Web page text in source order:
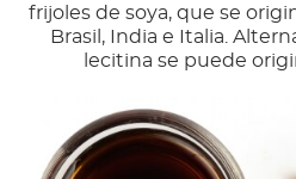
frijoles de soya, que se
Brasil, India e Italia.
lecitina se puede